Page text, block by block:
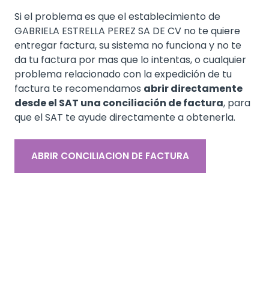
Si el problema es que el establecimiento de
GABRIELA ESTRELLA PEREZ SA DE CV no te quiere
entregar factura, su sistema no funciona y no te
da tu factura por mas que lo intentas, o cualquier
problema relacionado con la expedición de tu
factura te recomendamos abrir directamente
desde el SAT una conciliación de factura, para
que el SAT te ayude directamente a obtenerla.
ABRIR CONCILIACION DE FACTURA